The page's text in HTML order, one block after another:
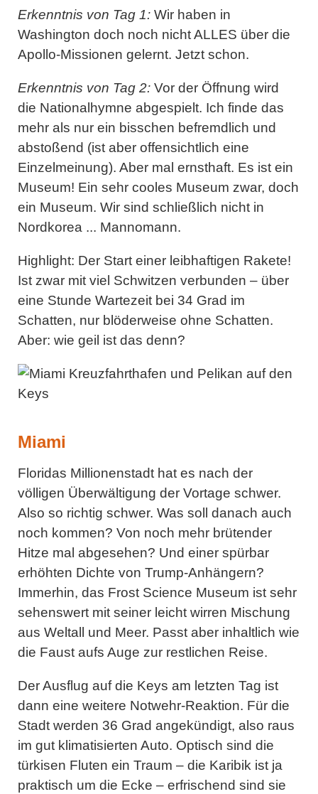
Erkenntnis von Tag 1: Wir haben in
Washington doch noch nicht ALLES über die
Apollo-Missionen gelernt. Jetzt schon.
Erkenntnis von Tag 2: Vor der Öffnung wird
die Nationalhymne abgespielt. Ich finde das
mehr als nur ein bisschen befremdlich und
abstoßend (ist aber offensichtlich eine
Einzelmeinung). Aber mal ernsthaft. Es ist ein
Museum! Ein sehr cooles Museum zwar, doch
ein Museum. Wir sind schließlich nicht in
Nordkorea ... Mannomann.
Highlight: Der Start einer leibhaftigen Rakete!
Ist zwar mit viel Schwitzen verbunden – über
eine Stunde Wartezeit bei 34 Grad im
Schatten, nur blöderweise ohne Schatten.
Aber: wie geil ist das denn?
Miami
Floridas Millionenstadt hat es nach der
völligen Überwältigung der Vortage schwer.
Also so richtig schwer. Was soll danach auch
noch kommen? Von noch mehr brütender
Hitze mal abgesehen? Und einer spürbar
erhöhten Dichte von Trump-Anhängern?
Immerhin, das Frost Science Museum ist sehr
sehenswert mit seiner leicht wirren Mischung
aus Weltall und Meer. Passt aber inhaltlich wie
die Faust aufs Auge zur restlichen Reise.
Der Ausflug auf die Keys am letzten Tag ist
dann eine weitere Notwehr-Reaktion. Für die
Stadt werden 36 Grad angekündigt, also raus
im gut klimatisierten Auto. Optisch sind die
türkisen Fluten ein Traum – die Karibik ist ja
praktisch um die Ecke – erfrischend sind sie